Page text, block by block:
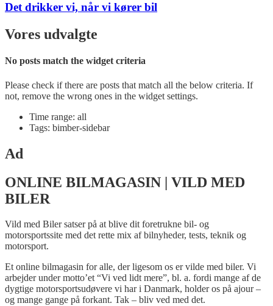
Det drikker vi, når vi kører bil
Vores udvalgte
No posts match the widget criteria
Please check if there are posts that match all the below criteria. If
not, remove the wrong ones in the widget settings.
Time range: all
Tags: bimber-sidebar
Ad
ONLINE BILMAGASIN | VILD MED
BILER
Vild med Biler satser på at blive dit foretrukne bil- og
motorsportssite med det rette mix af bilnyheder, tests, teknik og
motorsport.
Et online bilmagasin for alle, der ligesom os er vilde med biler. Vi
arbejder under motto’et “Vi ved lidt mere”, bl. a. fordi mange af de
dygtige motorsportsudøvere vi har i Danmark, holder os på ajour –
og mange gange på forkant. Tak – bliv ved med det.